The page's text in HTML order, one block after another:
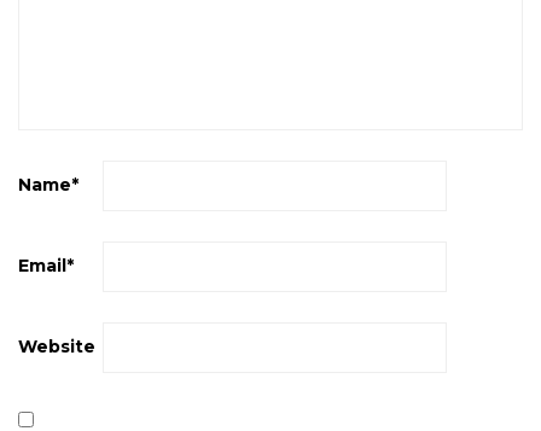
Name*
Email*
Website